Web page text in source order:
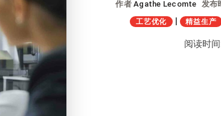
作者Agathe Lecomte 发布
工艺优化 | 精益生产
阅读时